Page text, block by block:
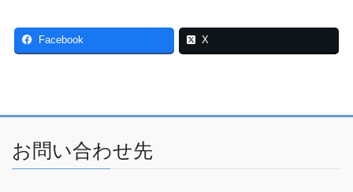
Facebook X
お問い合わせ先